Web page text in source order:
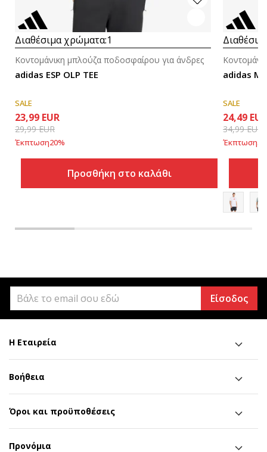
Διαθέσιμα χρώματα:1
adidas ESP OLP TEE
Κοντομάνικη μπλούζα ποδοσφαίρου για άνδρες
SALE
23,99 EUR
29,99EUR
Έκπτωση20%
Προσθήκη στο καλάθι
adidas M
SALE
24,49 EUR
34,99EUR
Έκπτωση30
Είσοδος
Η Εταιρεία
Βοήθεια
Όροι και προϋποθέσεις
Προνόμια